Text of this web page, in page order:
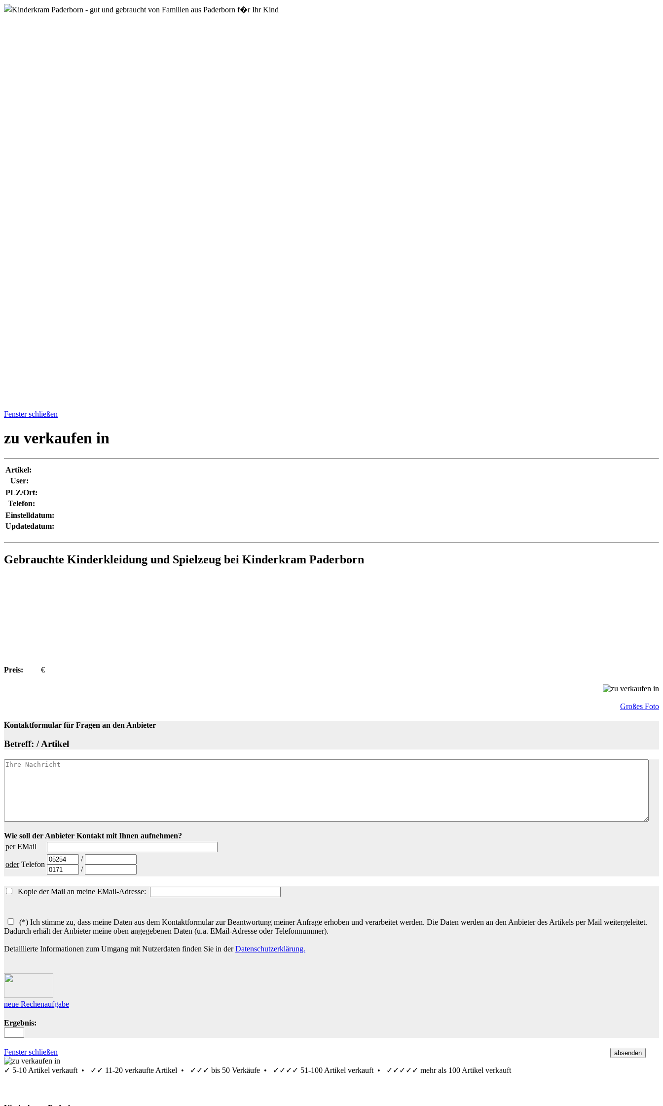
Fenster schließen
zu verkaufen in
Artikel:
User:
PLZ/Ort:
Telefon:
Einstelldatum:
Updatedatum:
Gebrauchte Kinderkleidung und Spielzeug bei Kinderkram Paderborn
Preis: €
Großes Foto
Kontaktformular für Fragen an den Anbieter
Betreff: / Artikel
Wie soll der Anbieter Kontakt mit Ihnen aufnehmen?
per EMail
oderTelefon
/
/
Kopie der Mail an meine EMail-Adresse:
(*) Ich stimme zu, dass meine Daten aus dem Kontaktformular zur Beantwortung meiner Anfrage erhoben und verarbeitet werden. Die Daten werden an den Anbieter des Artikels per Mail weitergeleitet.
Dadurch erhält der Anbieter meine oben angegebenen Daten (u.a. EMail-Adresse oder Telefonnummer).
Detaillierte Informationen zum Umgang mit Nutzerdaten finden Sie in derDatenschutzerklärung.
neue Rechenaufgabe
Ergebnis:
Fenster schließen
✓ 5-10 Artikel verkauft • ✓✓ 11-20 verkaufte Artikel • ✓✓✓ bis 50 Verkäufe • ✓✓✓✓ 51-100 Artikel verkauft • ✓✓✓✓✓ mehr als 100 Artikel verkauft